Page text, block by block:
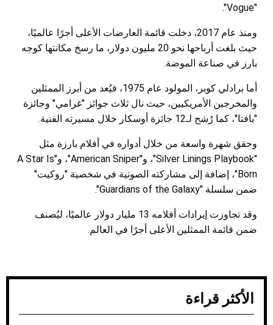
"Vogue".
ومنذ عام 2017، دخلت قائمة العارضات الأعلى أجرًا عالميًا،
حيث بلغت أرباحها نحو 20 مليون دولار، ما رسخ مكانتها كوجه
بارز في صناعة الموضة.
أما برادلي كوبر، المولود عام 1975، فيُعد من أبرز الممثلين
والمخرجين الأمريكيين، حيث نال ثلاث جوائز "غرامي" وجائزة
"بافتا"، كما رُشح لـ12 جائزة أوسكار خلال مسيرته الفنية.
وحقق شهرة واسعة من خلال أدواره في أفلام بارزة مثل
"Silver Linings Playbook"، و"American Sniper"، و"A Star Is
Born"، إضافة إلى مشاركته الصوتية في شخصية "روكيت"
ضمن سلسلة "Guardians of the Galaxy".
وقد تجاوزت إيرادات أفلامه 13 مليار دولار عالميًا، ليُصنف
ضمن قائمة الممثلين الأعلى أجرًا في العالم.
الأكثر قراءة